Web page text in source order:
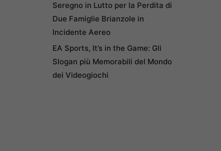
Seregno in Lutto per la Perdita di
Due Famiglie Brianzole in
Incidente Aereo
EA Sports, It’s in the Game: Gli
Slogan più Memorabili del Mondo
dei Videogiochi